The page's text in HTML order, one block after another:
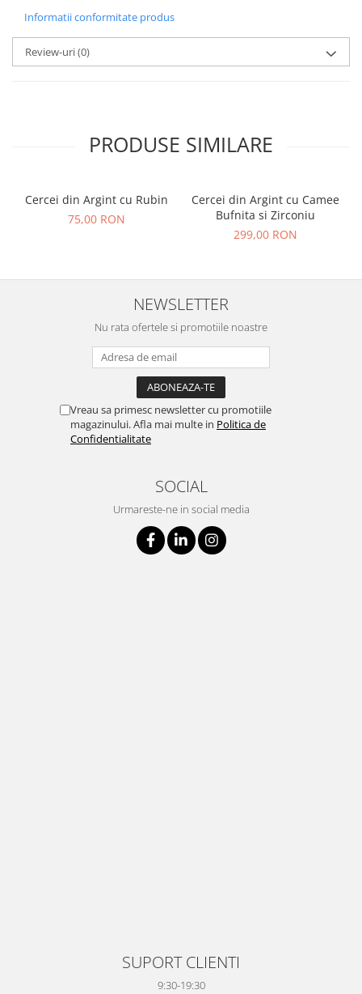
Informatii conformitate produs
Review-uri(0)
PRODUSE SIMILARE
Cercei din Argint cu Rubin
75,00 RON
Cercei din Argint cu Camee
Bufnita si Zirconiu
299,00 RON
NEWSLETTER
Nu rata ofertele si promotiile noastre
Vreau sa primesc newsletter cu promotiile
magazinului. Afla mai multe in Politica de
Confidentialitate
SOCIAL
Urmareste-ne in social media
SUPORT CLIENTI
9:30-19:30